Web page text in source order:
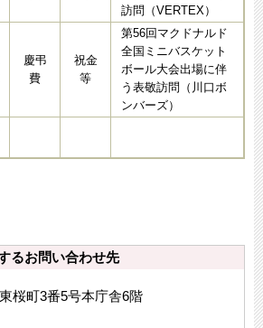
訪問（VERTEX）
慶弔
費
祝金
等
第56回マクドナルド
全国ミニバスケット
ボール大会出場に伴
う表敬訪問（川口ボ
ンバーズ）
るお問い合わせ先
桜町3番5号本庁舎6階